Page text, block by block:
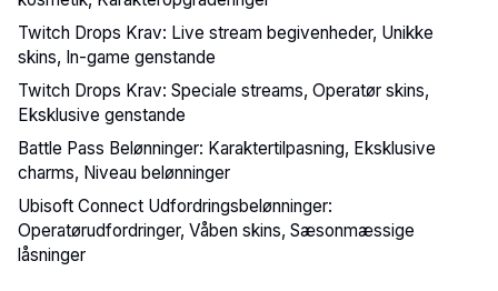
Twitch Drops Krav: Live stream begivenheder, Unikke
skins, In-game genstande
Twitch Drops Krav: Speciale streams, Operatør skins,
Eksklusive genstande
Battle Pass Belønninger: Karaktertilpasning, Eksklusive
charms, Niveau belønninger
Ubisoft Connect Udfordringsbelønninger:
Operatørudfordringer, Våben skins, Sæsonmæssige
låsninger